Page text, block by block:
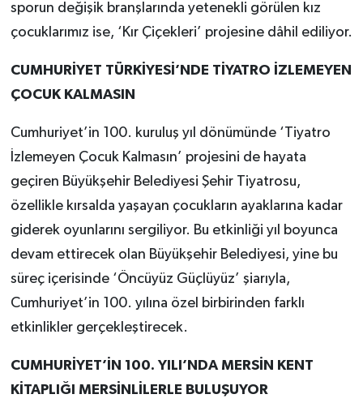
sporun değişik branşlarında yetenekli görülen kız
çocuklarımız ise, ‘Kır Çiçekleri’ projesine dâhil ediliyor.
CUMHURİYET TÜRKİYESİ’NDE TİYATRO İZLEMEYEN
ÇOCUK KALMASIN
Cumhuriyet’in 100. kuruluş yıl dönümünde ‘Tiyatro
İzlemeyen Çocuk Kalmasın’ projesini de hayata
geçiren Büyükşehir Belediyesi Şehir Tiyatrosu,
özellikle kırsalda yaşayan çocukların ayaklarına kadar
giderek oyunlarını sergiliyor. Bu etkinliği yıl boyunca
devam ettirecek olan Büyükşehir Belediyesi, yine bu
süreç içerisinde ‘Öncüyüz Güçlüyüz’ şiarıyla,
Cumhuriyet’in 100. yılına özel birbirinden farklı
etkinlikler gerçekleştirecek.
CUMHURİYET’İN 100. YILI’NDA MERSİN KENT
KİTAPLIĞI MERSİNLİLERLE BULUŞUYOR